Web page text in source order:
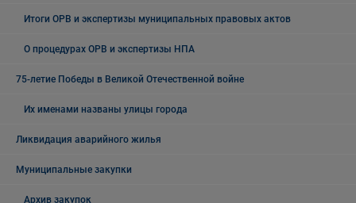
Итоги ОРВ и экспертизы муниципальных правовых актов
О процедурах ОРВ и экспертизы НПА
75-летие Победы в Великой Отечественной войне
Их именами названы улицы города
Ликвидация аварийного жилья
Муниципальные закупки
Архив закупок